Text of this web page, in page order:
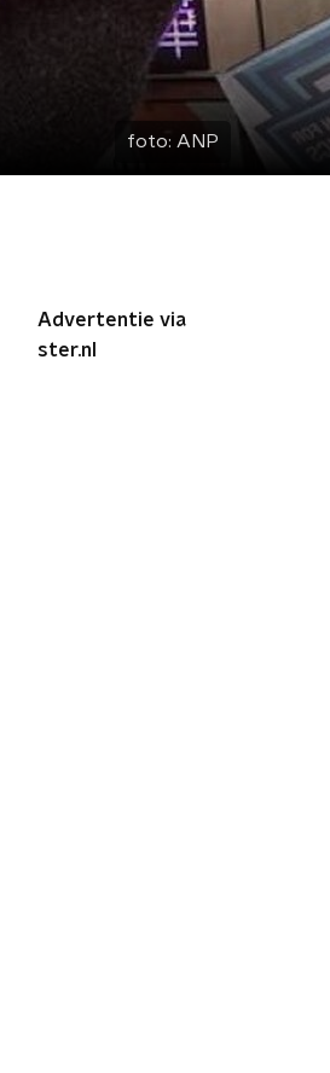
foto: ANP
Advertentie via
ster.nl